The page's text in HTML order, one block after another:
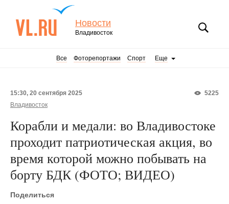
Новости
Владивосток
Все Фоторепортажи Спорт Еще
5225
15:30, 20 сентября 2025
Владивосток
Корабли и медали: во Владивостоке
проходит патриотическая акция, во
время которой можно побывать на
борту БДК (ФОТО; ВИДЕО)
Поделиться